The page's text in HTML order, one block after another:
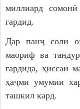
миллиард
гардид.
Дар панҷ соли
маориф ва
гардида, ҳиссаи
ҳаҷми умумии
ташкил кард.